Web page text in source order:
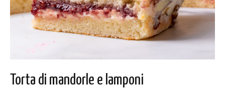
Torta di mandorle e lamponi